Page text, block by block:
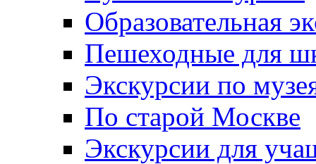
Образовательная
Пешеходные для
Экскурсии по
По старой Москве
Экскурсии для